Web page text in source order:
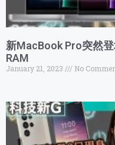
新MacBook Pro突然
RAM
January 21, 2023 No